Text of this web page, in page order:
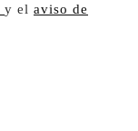
y el aviso de